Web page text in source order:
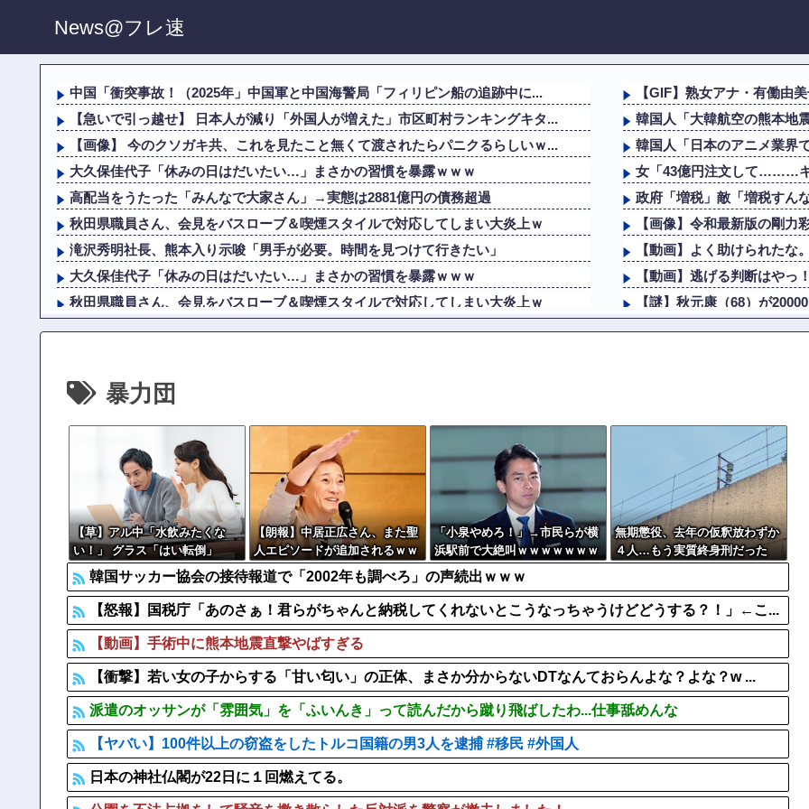
News@フレ速
中国「衝突事故！（2025年」中国軍と中国海警局「フィリピン船の追跡中に...
【急いで引っ越せ】 日本人が減り「外国人が増えた」市区町村ランキングキタ...
【画像】 今のクソガキ共、これを見たこと無くて渡されたらパニクるらしいｗ...
大久保佳代子「休みの日はだいたい…」まさかの習慣を暴露ｗｗｗ
高配当をうたった「みんなで大家さん」→実態は2881億円の債務超過
秋田県職員さん、会見をバスローブ＆喫煙スタイルで対応してしまい大炎上ｗ
滝沢秀明社長、熊本入り示唆「男手が必要。時間を見つけて行きたい」
大久保佳代子「休みの日はだいたい…」まさかの習慣を暴露ｗｗｗ
秋田県職員さん、会見をバスローブ＆喫煙スタイルで対応してしまい大炎上ｗ
滝沢秀明社長、熊本入り示唆「男手が必要。時間を見つけて行きたい」
北海道江別大学生殺人事件、主犯格の川口被告(19)に無期懲役の判決
日本をダメにした総理大臣、ワースト１位が同点でこの人ｗｗｗｗｗｗ
【悲報】 ケンコバがコロナの特殊すぎる後遺症に苦しんでいる模様…お前らの...
【GIF】熟女アナ・有働由
韓国人「大韓航空の熊本地
韓国人「日本のアニメ業界
女「43億円注文して………
政府「増税」敵「増税すん
【画像】令和最新版の剛
【動画】よく助けられたな
【動画】逃げる判断はや
【謎】秋元康（68）が
韓国人「日本のアニメ業界
【画像】福原遥さん、意外
【悲報】タクシー運転手
【画像】女優・松本まりか
軟体動物みたいに柔らかい
暴力団
【草】アル中「水飲みたくな
い！」 グラス「はい転倒」
【朗報】中居正広さん、また聖
人エピソードが追加されるｗｗ
ｗｗｗ
「小泉やめろ！」→市民らが横
浜駅前で大絶叫ｗｗｗｗｗｗｗ
ｗ
無期懲役、去年の仮釈放わずか
４人…もう実質終身刑だった
韓国サッカー協会の接待報道で「2002年も調べろ」の声続出ｗｗｗ
【怒報】国税庁「あのさぁ！君らがちゃんと納税してくれないとこうなっちゃうけどどうする？！」←こ...
【動画】手術中に熊本地震直撃やばすぎる
【衝撃】若い女の子からする「甘い匂い」の正体、まさか分からないDTなんておらんよな？よな？w ...
派遣のオッサンが「雰囲気」を「ふいんき」って読んだから蹴り飛ばしたわ...仕事舐めんな
【ヤバい】100件以上の窃盗をしたトルコ国籍の男3人を逮捕 #移民 #外国人
日本の神社仏閣が22日に１回燃えてる。